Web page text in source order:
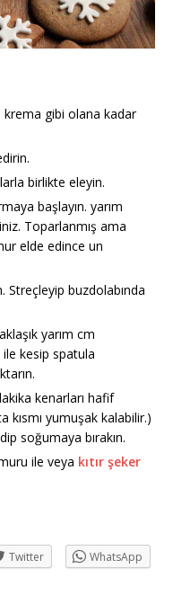
krema gibi olana kadar
birlikte eleyin.
başlayın. yarım
Toparlanmış ama
elde edince un
Streçleyip buzdolabında
yarım cm
ile kesip spatula
kenarları hafif
kısmı yumuşak kalabilir.)
soğumaya bırakın.
ile veya kıtır şeker
Twitter
WhatsApp